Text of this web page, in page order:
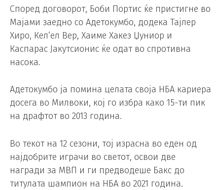
Според договорот, Боби Портис ќе пристигне во
Мајами заедно со Адетокумбо, додека Тајлер
Хиро, Кел’ел Вер, Хаиме Хакез Џуниор и
Каспарас Јакутсионис ќе одат во спротивна
насока.
Адетокумбо ја помина целата своја НБА кариера
досега во Милвоки, кој го избра како 15-ти пик
на драфтот во 2013 година.
Во текот на 12 сезони, тој израсна во еден од
најдобрите играчи во светот, освои две
награди за МВП и ги предводеше Бакс до
титулата шампион на НБА во 2021 година.